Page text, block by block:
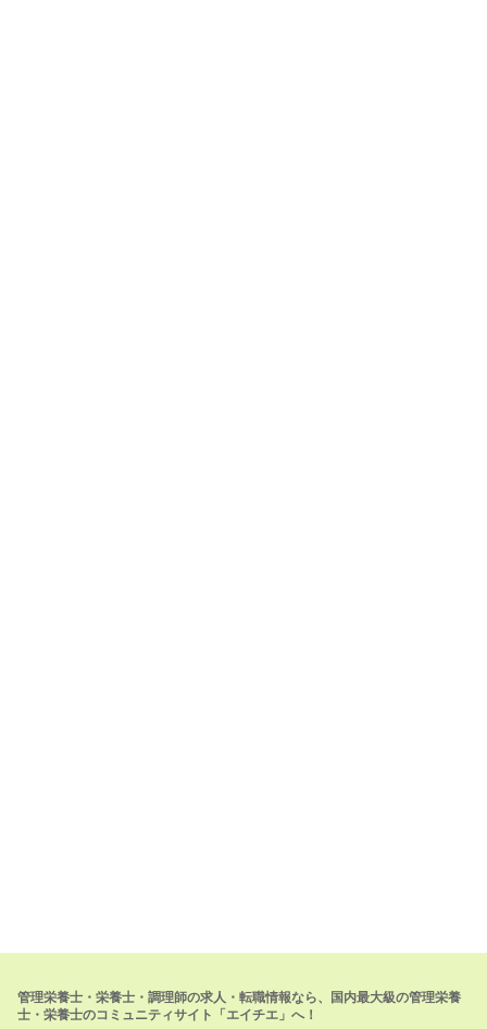
管理栄養士・栄養士・調理師の求人・転職情報なら、国内最大級の管理栄養
士・栄養士のコミュニティサイト「エイチエ」へ！